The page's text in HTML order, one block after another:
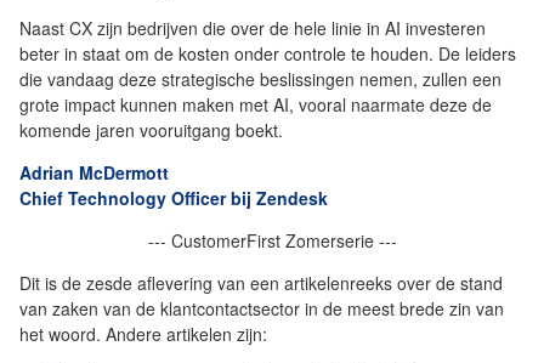
Naast CX zijn bedrijven die over de hele linie in AI investeren
beter in staat om de kosten onder controle te houden. De leiders
die vandaag deze strategische beslissingen nemen, zullen een
grote impact kunnen maken met AI, vooral naarmate deze de
komende jaren vooruitgang boekt.
Adrian McDermott
Chief Technology Officer bij Zendesk
--- CustomerFirst Zomerserie ---
Dit is de zesde aflevering van een artikelenreeks over de stand
van zaken van de klantcontactsector in de meest brede zin van
het woord. Andere artikelen zijn: